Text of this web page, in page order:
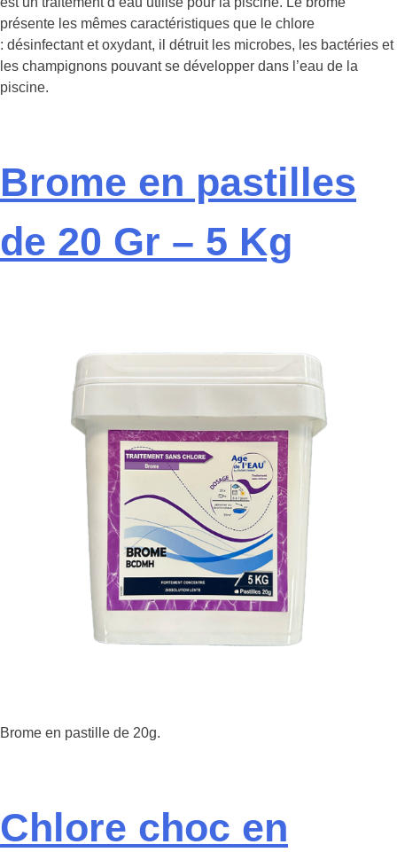
présente les mêmes caractéristiques que le chlore
: désinfectant et oxydant, il détruit les microbes, les bactéries et
les champignons pouvant se développer dans l’eau de la
piscine.
Brome en pastilles
de 20 Gr – 5 Kg
Brome en pastille de 20g.
Chlore choc en